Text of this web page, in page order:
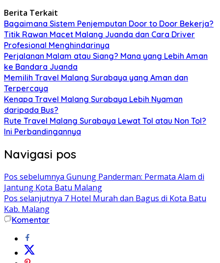
Berita Terkait
Bagaimana Sistem Penjemputan Door to Door Bekerja?
Titik Rawan Macet Malang Juanda dan Cara Driver
Profesional Menghindarinya
Perjalanan Malam atau Siang? Mana yang Lebih Aman
ke Bandara Juanda
Memilih Travel Malang Surabaya yang Aman dan
Terpercaya
Kenapa Travel Malang Surabaya Lebih Nyaman
daripada Bus?
Rute Travel Malang Surabaya Lewat Tol atau Non Tol?
Ini Perbandingannya
Navigasi pos
Pos sebelumnya Gunung Panderman: Permata Alam di
Jantung Kota Batu Malang
Pos selanjutnya 7 Hotel Murah dan Bagus di Kota Batu
Kab. Malang
Komentar